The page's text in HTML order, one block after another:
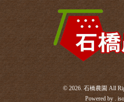
© 2026. 石橋農園 All
Powered by .